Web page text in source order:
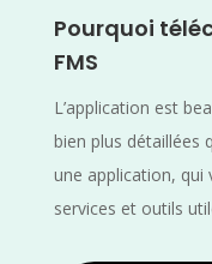
Pourquoi
FMS
L’application est
bien plus détaillées
une application,
services et outils